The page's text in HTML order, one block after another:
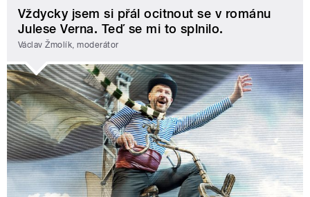
Vždycky jsem si přál ocitnout se v románu
Julese Verna. Teď se mi to splnilo.
Václav Žmolík, moderátor